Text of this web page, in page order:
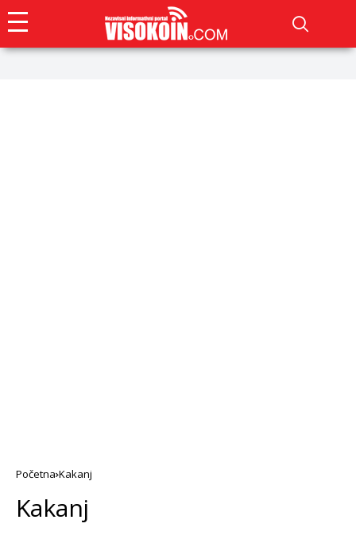
Početna Kakanj
Kakanj